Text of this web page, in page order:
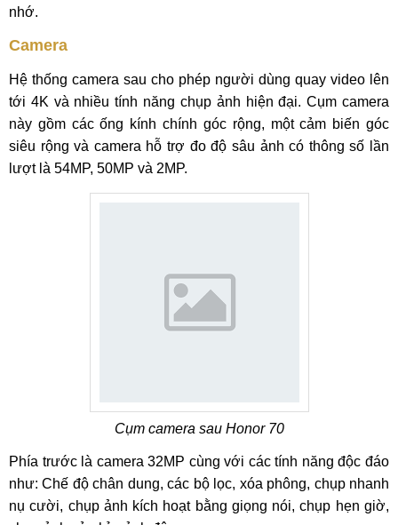
nhớ.
Camera
Hệ thống camera sau cho phép người dùng quay video lên
tới 4K và nhiều tính năng chụp ảnh hiện đại. Cụm camera
này gồm các ống kính chính góc rộng, một cảm biến góc
siêu rộng và camera hỗ trợ đo độ sâu ảnh có thông số lần
lượt là 54MP, 50MP và 2MP.
Cụm camera sau Honor 70
Phía trước là camera 32MP cùng với các tính năng độc đáo
như: Chế độ chân dung, các bộ lọc, xóa phông, chụp nhanh
nụ cười, chụp ảnh kích hoạt bằng giọng nói, chụp hẹn giờ,